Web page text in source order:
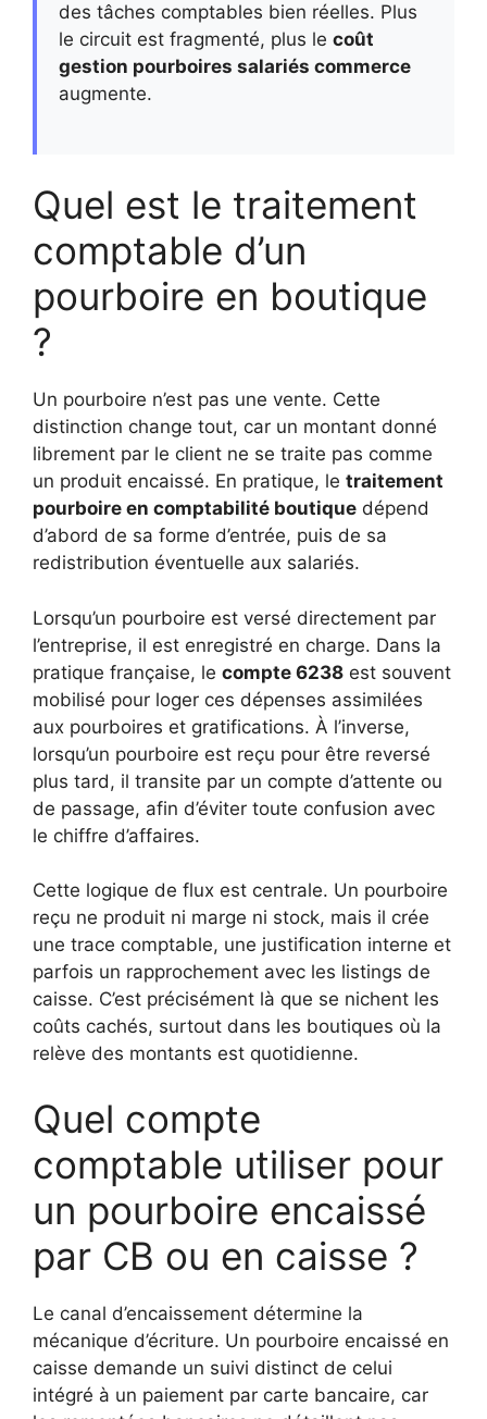
des tâches comptables bien réelles. Plus
le circuit est fragmenté, plus lecoût
gestion pourboires salariés commerce
augmente.
Quel est le traitement
comptable d’un
pourboire en boutique
?
Un pourboire n’est pas une vente. Cette
distinction change tout, car un montant donné
librement par le client ne se traite pas comme
un produit encaissé. En pratique, le traitement
pourboire en comptabilité boutique dépend
d’abord de sa forme d’entrée, puis de sa
redistribution éventuelle aux salariés.
Lorsqu’un pourboire est versé directement par
l’entreprise, il est enregistré en charge. Dans la
pratique française, le compte 6238 est souvent
mobilisé pour loger ces dépenses assimilées
aux pourboires et gratifications. À l’inverse,
lorsqu’un pourboire est reçu pour être reversé
plus tard, il transite par un compte d’attente ou
de passage, afin d’éviter toute confusion avec
le chiffre d’affaires.
Cette logique de flux est centrale. Un pourboire
reçu ne produit ni marge ni stock, mais il crée
une trace comptable, une justification interne et
parfois un rapprochement avec les listings de
caisse. C’est précisément là que se nichent les
coûts cachés, surtout dans les boutiques où la
relève des montants est quotidienne.
Quel compte
comptable utiliser pour
un pourboire encaissé
par CB ou en caisse ?
Le canal d’encaissement détermine la
mécanique d’écriture. Un pourboire encaissé en
caisse demande un suivi distinct de celui
intégré à un paiement par carte bancaire, car